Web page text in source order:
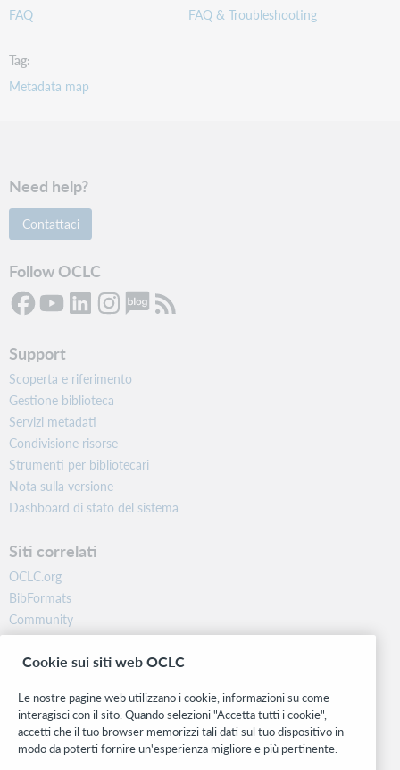
FAQ
FAQ & Troubleshooting
Tag
Metadata map
Need help?
Contattaci
Follow OCLC
Support
Scoperta e riferimento
Gestione biblioteca
Servizi metadati
Condivisione risorse
Strumenti per bibliotecari
Nota sulla versione
Dashboard di stato del sistema
Siti correlati
OCLC.org
BibFormats
Community
Ricerca
WebJunction
Stay in the know.
Ricevi gli ultimi aggiornamenti di prodotti, ricerche, eventi e molto
Cookie sui siti web OCLC
Le nostre pagine web utilizzano i cookie, informazioni su come
interagisci con il sito. Quando selezioni "Accetta tutti i cookie",
accetti che il tuo browser memorizzi tali dati sul tuo dispositivo in
modo da poterti fornire un'esperienza migliore e più pertinente.